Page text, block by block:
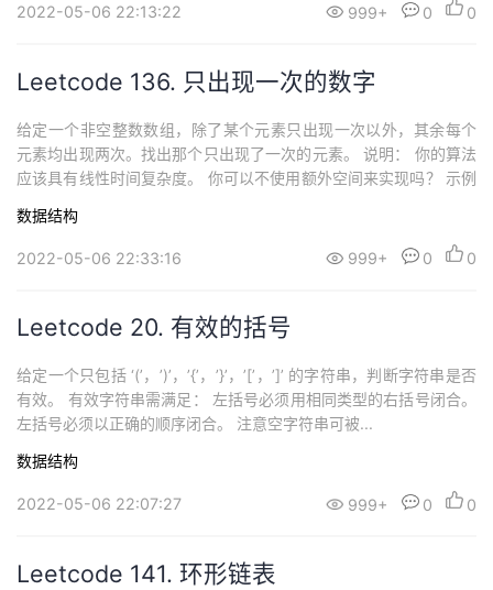
2022-05-06 22:13:22 999+ 0 0
Leetcode 136. 只出现一次的数字
给定一个非空整数数组，除了某个元素只出现一次以外，其余每个
元素均出现两次。找出那个只出现了一次的元素。 说明： 你的算法
应该具有线性时间复杂度。 你可以不使用额外空间来实现吗？ 示例
数据结构
2022-05-06 22:33:16 999+ 0 0
Leetcode 20. 有效的括号
给定一个只包括 ‘(’，’)’，’{’，’}’，’[’，’]’ 的字符串，判断字符串是否
有效。 有效字符串需满足： 左括号必须用相同类型的右括号闭合。
左括号必须以正确的顺序闭合。 注意空字符串可被...
数据结构
2022-05-06 22:07:27 999+ 0 0
Leetcode 141. 环形链表